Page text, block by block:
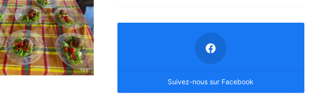
Suivez-nous sur Facebook